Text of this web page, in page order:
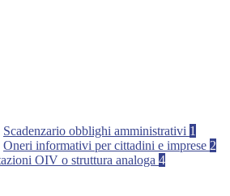
Scadenzario obblighi amministrativi 1
Oneri informativi per cittadini e imprese 2
OIV o struttura analoga 4